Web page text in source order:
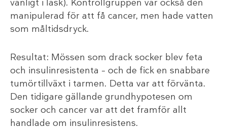
vanligt i läsk). Kontrollgruppen var också den
manipulerad för att få cancer, men hade vatten
som måltidsdryck.
Resultat: Mössen som drack socker blev feta
och insulinresistenta – och de fick en snabbare
tumörtillväxt i tarmen. Detta var att förvänta.
Den tidigare gällande grundhypotesen om
socker och cancer var att det framför allt
handlade om insulinresistens.